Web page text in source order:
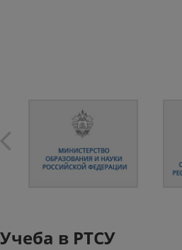
Учеба в РТСУ